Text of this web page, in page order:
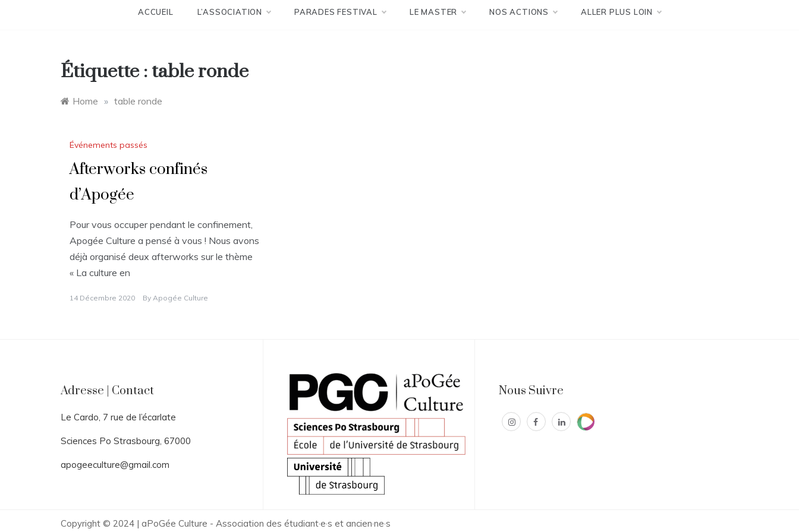
Politique et Gestion de la Culture
ACCUEIL L’ASSOCIATION PARADES FESTIVAL LE MASTER NOS ACTIONS ALLER PLUS LOIN
Étiquette : table ronde
Home » table ronde
Événements passés
Afterworks confinés
d’Apogée
Pour vous occuper pendant le confinement,
Apogée Culture a pensé à vous ! Nous avons
déjà organisé deux afterworks sur le thème
« La culture en
14 Décembre 2020 By Apogée Culture
Adresse | Contact
Le Cardo, 7 rue de l’écarlate
Sciences Po Strasbourg, 67000
apogeeculture@gmail.com
Nous Suivre
Copyright © 2024 | aPoGée Culture - Association des étudiant·e·s et ancien·ne·s